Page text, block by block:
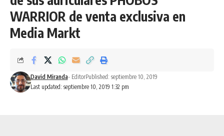
WARRIOR de venta exclusiva en
Media Markt
Last updated: septiembre 10, 2019 1:32 pm
David Miranda- EditorPublished: septiembre 10, 2019